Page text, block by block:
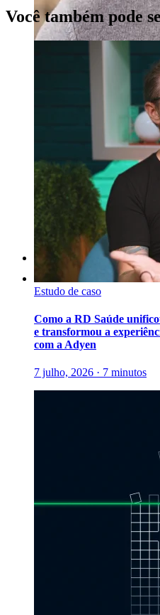
Você também pode
Estudo de caso
Como a RD Saúde
e transformou a
com a Adyen
7 julho, 2026 · 7 minutos